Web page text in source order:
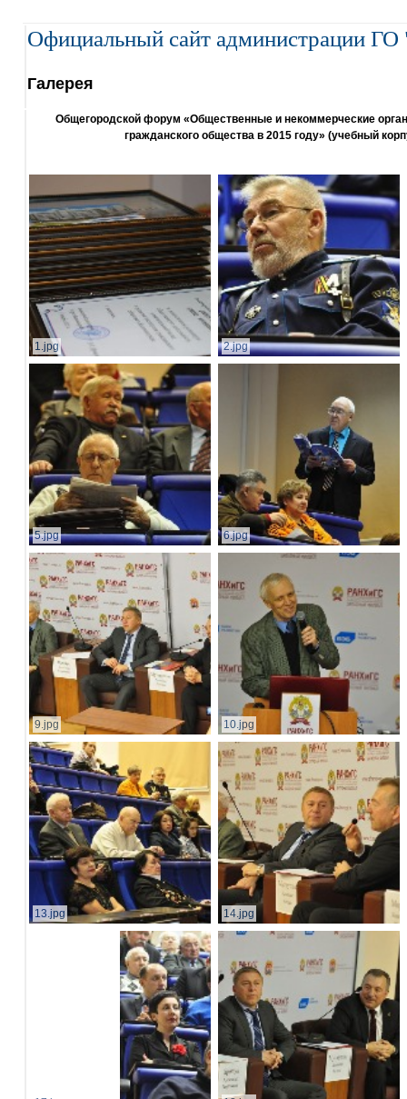
Официальный сайт администрации ГО
Галерея
Общегородской форум «Общественные и некоммерческие
гражданского общества в 2015 году» (учебный
1.jpg 2.jpg
5.jpg 6.jpg
9.jpg 10.jpg
13.jpg 14.jpg